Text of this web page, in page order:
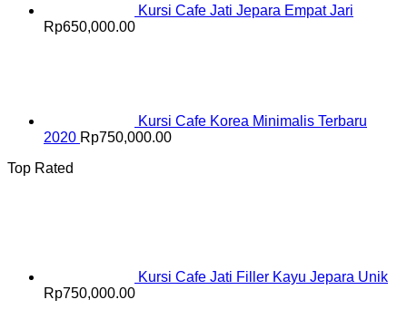
Kursi Cafe Jati Jepara Empat Jari
Rp650,000.00
Kursi Cafe Korea Minimalis Terbaru
2020 Rp750,000.00
Top Rated
Kursi Cafe Jati Filler Kayu Jepara Unik
Rp750,000.00